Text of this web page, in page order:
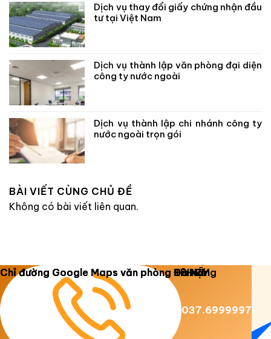
Dịch vụ thay đổi giấy chứng nhận đầu
tư tại Việt Nam
Dịch vụ thành lập văn phòng đại diện
công ty nước ngoài
Dịch vụ thành lập chi nhánh công ty
nước ngoài trọn gói
BÀI VIẾT CÙNG CHỦ ĐỀ
Không có bài viết liên quan.
Copyright 2026 © Luật Dương Gia